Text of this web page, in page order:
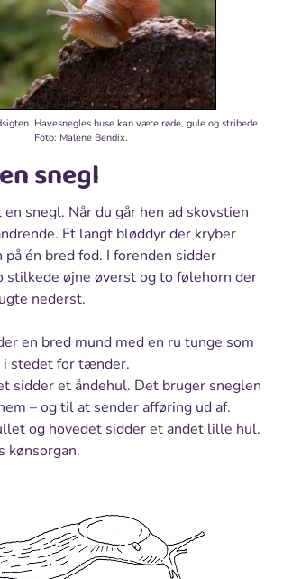
Havesnegles huse kan være røde, gule og stribede.
Foto: Malene Bendix.
snegl
snegl. Når du går hen ad skovstien
Et langt bløddyr der kryber
på én bred fod. I forenden sidder
stilkede øjne øverst og to følehorn der
nederst.
en bred mund med en ru tunge som
i stedet for tænder.
sidder et åndehul. Det bruger sneglen
– og til at sender afføring ud af.
og hovedet sidder et andet lille hul.
kønsorgan.